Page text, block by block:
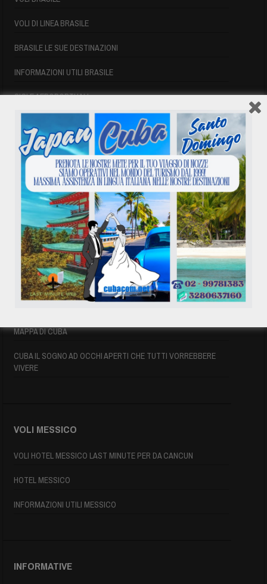
VOLI DI LINEA BRASILE
BRASILE LE SUE DESTINAZIONI
INFORMAZIONI UTILI BRASILE
SIGLE AEROPORTUALI
VOLI CUBA
VOLI CUBA
VOLI CUBA LAST MINUTE
VOLI DI LINEA CUBA
AFFITTO CASE A PLAYA DEL ESTE
ASSICURAZIONE E VISTO CUBA
MAPPA DI CUBA
CUBA IL SOGNO AD OCCHI APERTI CHE TUTTI VORREBBERE
VIVERE
VOLI MESSICO
VOLI HOTEL MESSICO LAST MINUTE PER DA CANCUN
HOTEL MESSICO
INFORMAZIONI UTILI MESSICO
INFORMATIVE